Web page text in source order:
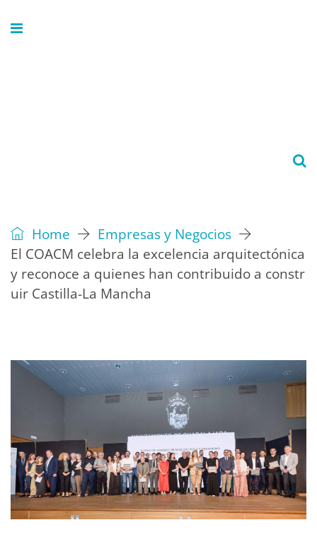
Home
Empresas y Negocios
El COACM celebra la excelencia arquitectónica
y reconoce a quienes han contribuido a constr
uir Castilla-La Mancha